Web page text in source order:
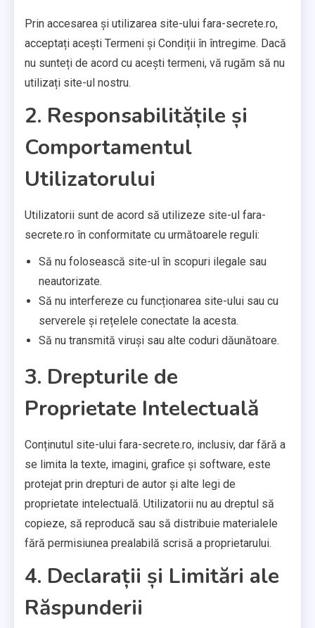
Prin accesarea și utilizarea site-ului fara-secrete.ro,
acceptați acești Termeni și Condiții în întregime. Dacă
nu sunteți de acord cu acești termeni, vă rugăm să nu
utilizați site-ul nostru.
2. Responsabilitățile și
Comportamentul
Utilizatorului
Utilizatorii sunt de acord să utilizeze site-ul fara-
secrete.ro în conformitate cu următoarele reguli:
Să nu folosească site-ul în scopuri ilegale sau
neautorizate.
Să nu interfereze cu funcționarea site-ului sau cu
serverele și rețelele conectate la acesta.
Să nu transmită viruși sau alte coduri dăunătoare.
3. Drepturile de
Proprietate Intelectuală
Conținutul site-ului fara-secrete.ro, inclusiv, dar fără a
se limita la texte, imagini, grafice și software, este
protejat prin drepturi de autor și alte legi de
proprietate intelectuală. Utilizatorii nu au dreptul să
copieze, să reproducă sau să distribuie materialele
fără permisiunea prealabilă scrisă a proprietarului.
4. Declarații și Limitări ale
Răspunderii